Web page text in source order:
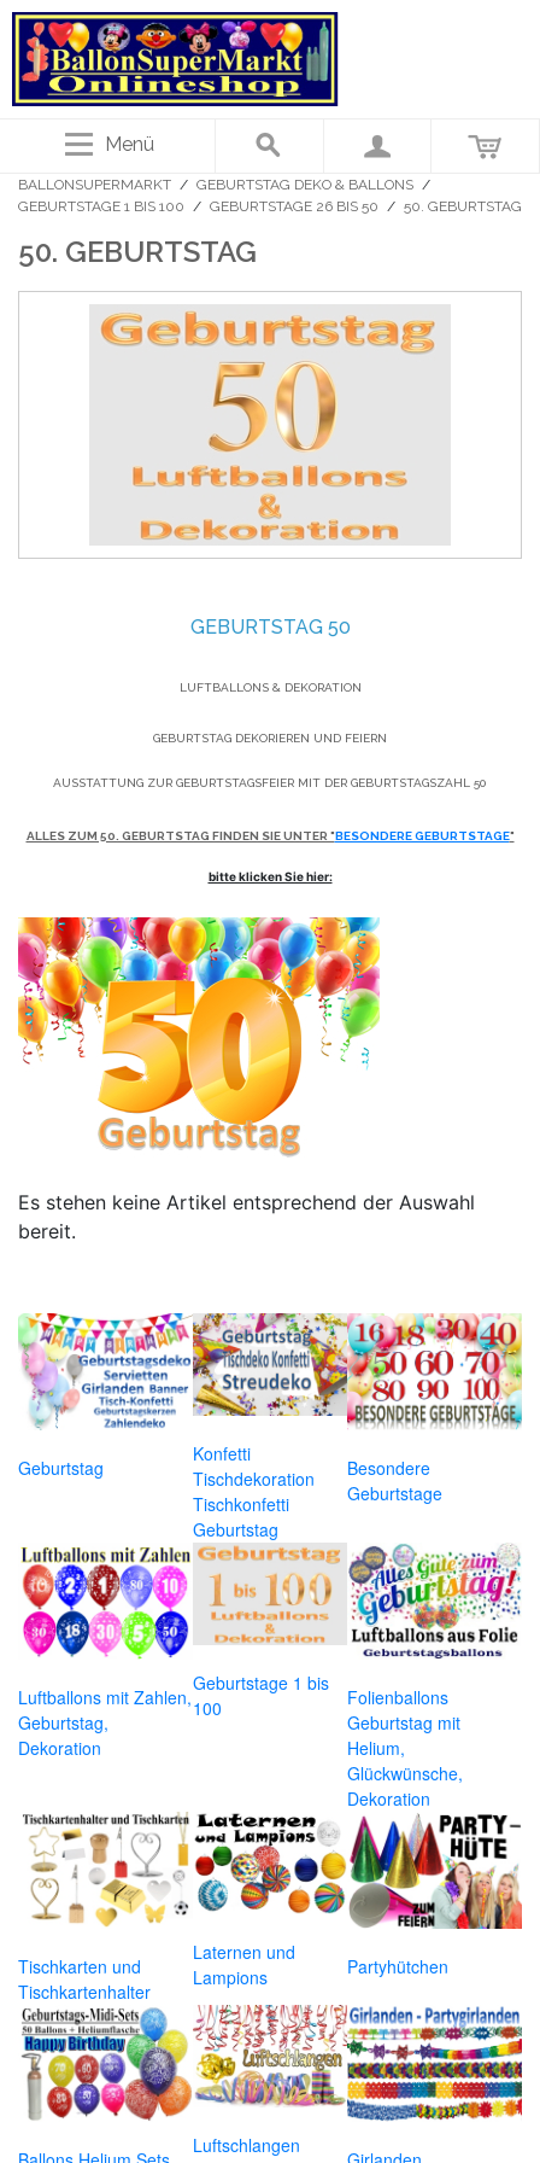
Menü
BALLONSUPERMARKT / GEBURTSTAG DEKO & BALLONS /
GEBURTSTAGE 1 BIS 100 / GEBURTSTAGE 26 BIS 50 / 50. GEBURTSTAG
50. GEBURTSTAG
GEBURTSTAG 50
LUFTBALLONS & DEKORATION
GEBURTSTAG DEKORIEREN UND FEIERN
AUSSTATTUNG ZUR GEBURTSTAGSFEIER MIT DER GEBURTSTAGSZAHL 50
ALLES ZUM 50. GEBURTSTAG FINDEN SIE UNTER "BESONDERE GEBURTSTAGE"
bitte klicken Sie hier:
Es stehen keine Artikel entsprechend der Auswahl
bereit.
Geburtstag
Konfetti
Tischdekoration
Tischkonfetti
Geburtstag
Besondere
Geburtstage
Luftballons mit Zahlen,
Geburtstag,
Dekoration
Geburtstage 1 bis
100
Folienballons
Geburtstag mit
Helium,
Glückwünsche,
Dekoration
Tischkarten und
Tischkartenhalter
Laternen und
Lampions
Partyhütchen
Luftschlangen